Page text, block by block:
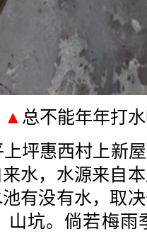
▲ 总不能年年打
惠西村上新屋
水，水源来自
有没有水，取
山坑。倘若梅雨